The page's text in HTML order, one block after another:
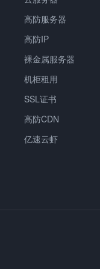
高防服务器
高防IP
裸金属服务器
机柜租用
SSL证书
高防CDN
亿速云虾